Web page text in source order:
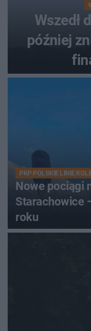
Wszedł
później
PKP POLSKIE LINIE
Nowe pociągi
Starachowice
roku